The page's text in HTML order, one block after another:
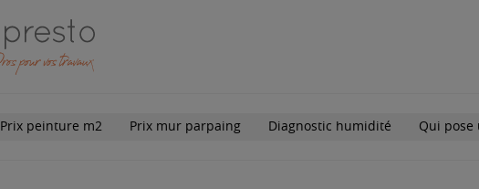
Prix peinture m2 Prix mur parpaing Diagnostic humidité Qui pose